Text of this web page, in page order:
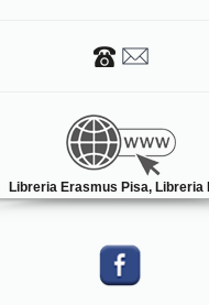
Libreria Erasmus Pisa, Libreria